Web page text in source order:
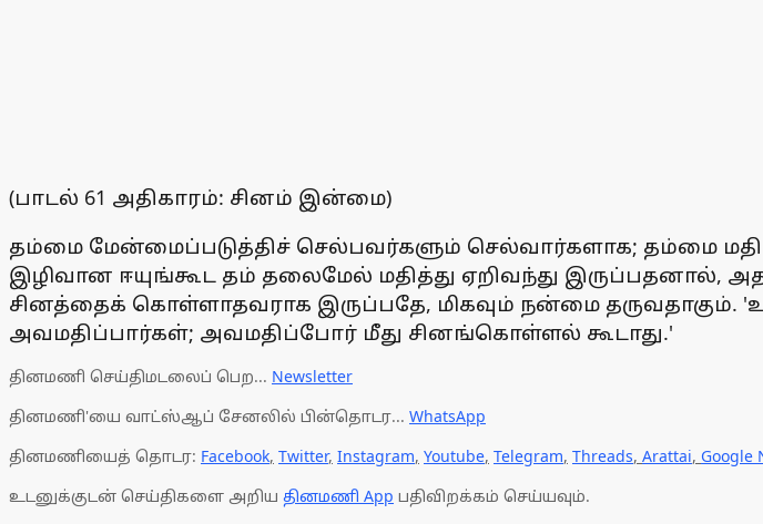
(பாடல் 61 அதிகாரம்: சினம் இன்மை)
தம்மை மேன்மைப்படுத்திச் செல்பவர்களும் செல்வார்களாக; தம்மை
இழிவான ஈயுங்கூட தம் தலைமேல் மதித்து ஏறிவந்து இருப்பதனால்,
சினத்தைக் கொள்ளாதவராக இருப்பதே, மிகவும் நன்மை
அவமதிப்பார்கள்; அவமதிப்போர் மீது சினங்கொள்ளல் கூடாது.'
தினமணி செய்திமடலைப் பெற... Newsletter
தினமணி'யை வாட்ஸ்ஆப் சேனலில் பின்தொடர... WhatsApp
தினமணியைத் தொடர: Facebook, Twitter, Instagram, Youtube, Telegram, Threads, Arattai, Google
உடனுக்குடன் செய்திகளை அறிய தினமணி App பதிவிறக்கம் செய்யவும்.